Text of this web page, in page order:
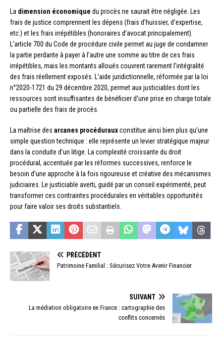
La dimension économique du procès ne saurait être négligée. Les
frais de justice comprennent les dépens (frais d’huissier, d’expertise,
etc.) et les frais irrépétibles (honoraires d’avocat principalement).
L’article 700 du Code de procédure civile permet au juge de condamner
la partie perdante à payer à l’autre une somme au titre de ces frais
irrépétibles, mais les montants alloués couvrent rarement l’intégralité
des frais réellement exposés. L’aide juridictionnelle, réformée par la loi
n°2020-1721 du 29 décembre 2020, permet aux justiciables dont les
ressources sont insuffisantes de bénéficier d’une prise en charge totale
ou partielle des frais de procès.
La maîtrise des arcanes procédurauxconstitue ainsi bien plus qu’une
simple question technique : elle représente un levier stratégique majeur
dans la conduite d’un litige. La complexité croissante du droit
procédural, accentuée par les réformes successives, renforce le
besoin d’une approche à la fois rigoureuse et créative des mécanismes
judiciaires. Le justiciable averti, guidé par un conseil expérimenté, peut
transformer ces contraintes procédurales en véritables opportunités
pour faire valoir ses droits substantiels.
PRÉCÉDENT
Patrimoine Familial : Sécurisez Votre Avenir Financier
SUIVANT
La médiation obligatoire en France : cartographie des
conflits concernés